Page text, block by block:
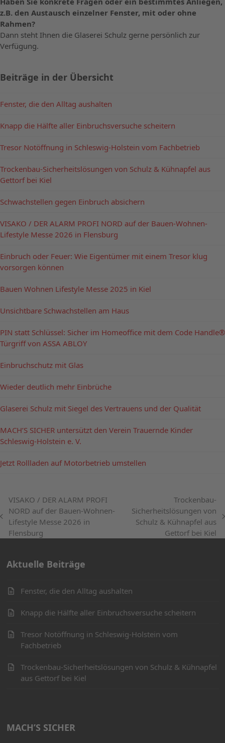
z.B. den Austausch einzelner Fenster, mit oder ohne
Rahmen?
Dann steht Ihnen die Glaserei Schulz gerne persönlich zur
Verfügung.
Beiträge in der Übersicht
Fenster, die den Alltag aushalten
Knapp die Hälfte aller Einbruchsversuche scheitern
Tresor Notöffnung in Schleswig-Holstein vom Fachbetrieb
Trockenbau-Sicherheitslösungen von Schulz & Kühnapfel aus
Gettorf bei Kiel
Schwachstellen gegen Einbruch absichern
VISAKO / DER ALARM PROFI NORD auf der Bauen-Wohnen-
Lifestyle Messe 2026 in Flensburg
Einbruch oder Feuer: Wie Eigentümer mit einem Tresor klug
vorsorgen können
Bauen Wohnen Lifestyle Messe 2025 in Kiel
Unsichtbare Schwachstellen am Haus
PIN statt Schlüssel: Sicher im Homeoffice mit dem Code Handle®
Türgriff von ASSA ABLOY
Einbruchschutz mit Glas
Wieder deutlich mehr Einbrüche
Glaserei Schulz mit Siegel des Vertrauens und der Qualität
MACH’S SICHER untersützt den Verein Trauernde Kinder
Schleswig-Holstein e. V.
Jetzt Rollladen auf Motorbetrieb umstellen
vorheriger
Beitrag:
VISAKO / DER ALARM PROFI
NORD auf der Bauen-Wohnen-
Lifestyle Messe 2026 in
Flensburg
Nächster
Trockenbau-
Sicherheitslösungen von
Schulz & Kühnapfel aus
Gettorf bei Kiel
Aktuelle Beiträge
Fenster, die den Alltag aushalten
Knapp die Hälfte aller Einbruchsversuche scheitern
Tresor Notöffnung in Schleswig-Holstein vom
Fachbetrieb
Trockenbau-Sicherheitslösungen von Schulz & Kühnapfel
aus Gettorf bei Kiel
MACH’S SICHER